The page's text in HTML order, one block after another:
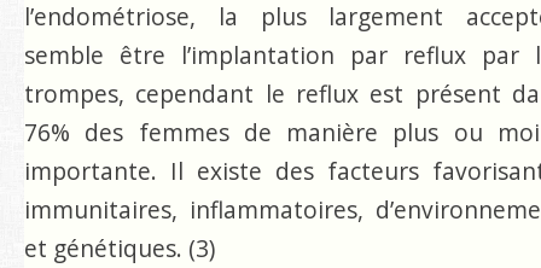
l’endométriose, la plus largement
semble être l’implantation par reflux par
trompes, cependant le reflux est présent
76% des femmes de manière plus ou
importante. Il existe des facteurs
immunitaires, inflammatoires,
et génétiques. (3)